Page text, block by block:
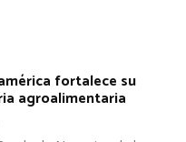
fortalece su
agroalimentaria